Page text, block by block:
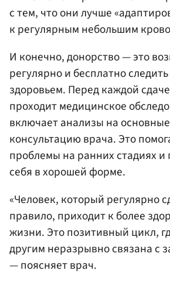
с тем, что они лучше
к регулярным небольшим
И конечно, донорство — это
регулярно и бесплатно
здоровьем. Перед каждой
проходит медицинское
включает анализы на
консультацию врача. Это
проблемы на ранних стадиях
себя в хорошей форме.
«Человек, который регулярно
правило, приходит к более
жизни. Это позитивный цикл,
другим неразрывно связана с
— поясняет врач.